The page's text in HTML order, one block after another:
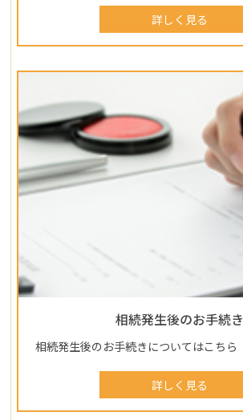
詳しく見る
相続発生後のお手続き
相続発生後のお手続きについてはこちら
詳しく見る